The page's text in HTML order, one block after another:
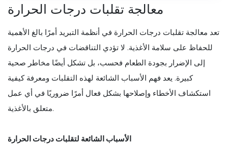
معالجة تقلبات درجات الحرارة
تعد معالجة تقلبات درجات الحرارة في أنظمة التبريد أمرًا بالغ الأهمية
للحفاظ على سلامة الأغذية. لا تؤدي التناقضات في درجات الحرارة
إلى الإضرار بجودة الطعام فحسب، بل تشكل أيضًا مخاطر صحية
كبيرة. يعد فهم الأسباب الشائعة لهذه التقلبات ومعرفة كيفية
استكشاف الأخطاء وإصلاحها بشكل فعال أمرًا ضروريًا في أي عمل
متعلق بالأغذية.
الأسباب الشائعة لتقلبات درجات الحرارة